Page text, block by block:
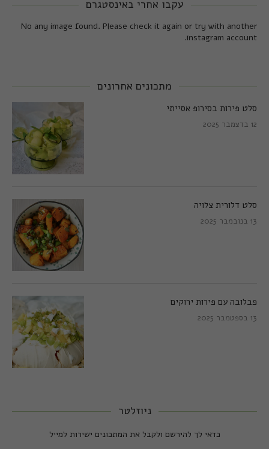
עקבו אחרי באינסטגרם
No any image found. Please check it again or try with another
instagram account.
מתכונים אחרונים
סלט פירות בסירופ אסייתי
12 בדצמבר 2025
סלט דלורית צלויה
13 בנובמבר 2025
פבלובה עם פירות ירוקים
13 בספטמבר 2025
ניוזלטר
כדאי לך להירשם ולקבל את המתכונים ישירות למייל